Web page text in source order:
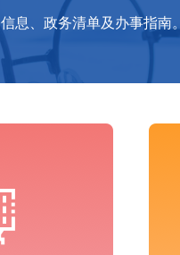
息、政务清单及办事指南。